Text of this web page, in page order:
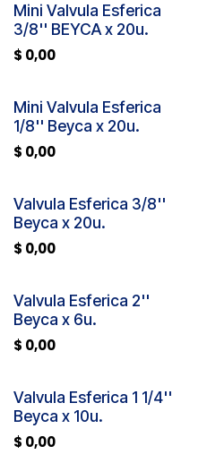
Mini Valvula Esferica
3/8'' BEYCA x 20u.
$ 0,00
Mini Valvula Esferica
1/8'' Beyca x 20u.
$ 0,00
Valvula Esferica 3/8''
Beyca x 20u.
$ 0,00
Valvula Esferica 2''
Beyca x 6u.
$ 0,00
Valvula Esferica 1 1/4''
Beyca x 10u.
$ 0,00